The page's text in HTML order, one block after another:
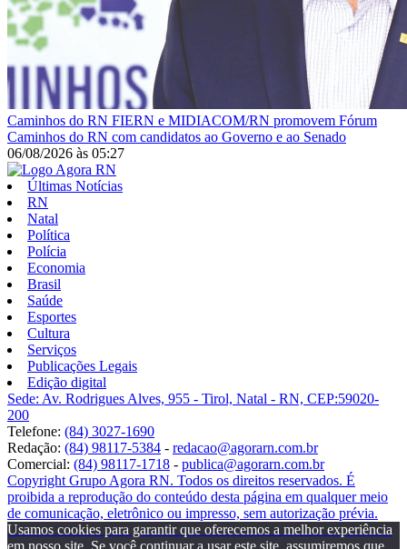
Caminhos do RN FIERN e MIDIACOM/RN promovem Fórum
Caminhos do RN com candidatos ao Governo e ao Senado
06/08/2026 às 05:27
Últimas Notícias
RN
Natal
Política
Polícia
Economia
Brasil
Saúde
Esportes
Cultura
Serviços
Publicações Legais
Edição digital
Sede: Av. Rodrigues Alves, 955 - Tirol, Natal - RN, CEP:59020-
200
Telefone: (84) 3027-1690
Redação: (84) 98117-5384 - redacao@agorarn.com.br
Comercial: (84) 98117-1718 - publica@agorarn.com.br
Copyright Grupo Agora RN. Todos os direitos reservados. É
proibida a reprodução do conteúdo desta página em qualquer meio
de comunicação, eletrônico ou impresso, sem autorização prévia.
Usamos cookies para garantir que oferecemos a melhor experiência
em nosso site. Se você continuar a usar este site, assumiremos que